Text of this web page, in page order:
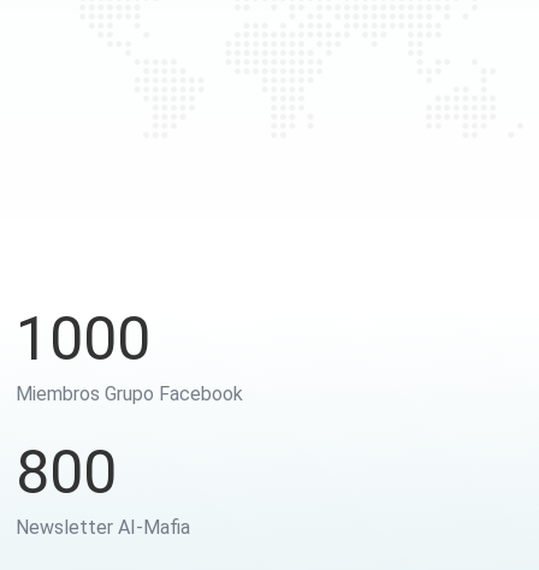
1000
Miembros Grupo Facebook
800
Newsletter AI-Mafia